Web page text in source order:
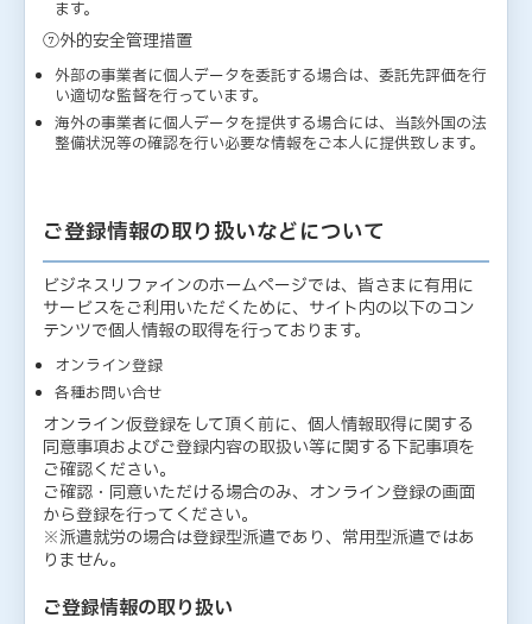
ます。
⑦外的安全管理措置
外部の事業者に個人データを委託する場合は、委託先評価を行
い適切な監督を行っています。
海外の事業者に個人データを提供する場合には、当該外国の法
整備状況等の確認を行い必要な情報をご本人に提供致します。
ご登録情報の取り扱いなどについて
ビジネスリファインのホームページでは、皆さまに有用に
サービスをご利用いただくために、サイト内の以下のコン
テンツで個人情報の取得を行っております。
オンライン登録
各種お問い合せ
オンライン仮登録をして頂く前に、個人情報取得に関する
同意事項およびご登録内容の取扱い等に関する下記事項を
ご確認ください。
ご確認・同意いただける場合のみ、オンライン登録の画面
から登録を行ってください。
※派遣就労の場合は登録型派遣であり、常用型派遣ではあ
りません。
ご登録情報の取り扱い